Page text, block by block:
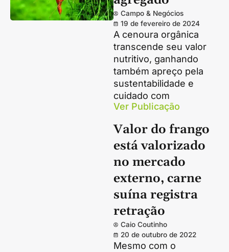
Campo & Negócios
19 de fevereiro de 2024
A cenoura orgânica
transcende seu valor
nutritivo, ganhando
também apreço pela
sustentabilidade e
cuidado com
Ver Publicação
Valor do frango
está valorizado
no mercado
externo, carne
suína registra
retração
Caio Coutinho
20 de outubro de 2022
Mesmo com o